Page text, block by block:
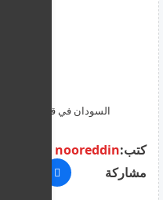
السودان في قمة بغداد
كتب:nooreddin
مشاركة